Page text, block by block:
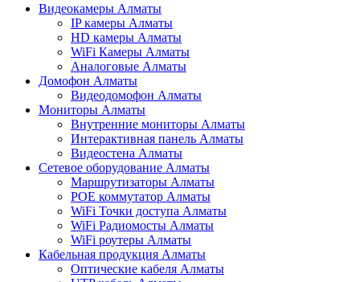
Видеокамеры Алматы
IP камеры Алматы
HD камеры Алматы
WiFi Камеры Алматы
Аналоговые Алматы
Домофон Алматы
Видеодомофон Алматы
Мониторы Алматы
Внутренние мониторы Алматы
Интерактивная панель Алматы
Видеостена Алматы
Сетевое оборудование Алматы
Маршрутизаторы Алматы
POE коммутатор Алматы
WiFi Точки доступа Алматы
WiFi Радиомосты Алматы
WiFi роутеры Алматы
Кабельная продукция Алматы
Оптические кабеля Алматы